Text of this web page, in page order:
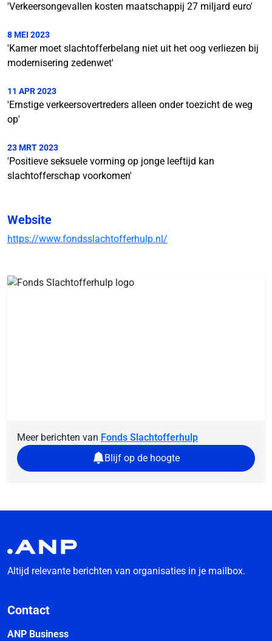
'Verkeersongevallen kosten maatschappij 27 miljard euro'
8 MEI 2023
'Kamer moet slachtofferbelang niet uit het oog verliezen bij
modernisering zedenwet'
11 APR 2023
'Ernstige verkeersovertreders alleen onder toezicht de weg
op'
23 MRT 2023
'Positieve seksuele vorming op jonge leeftijd kan
slachtofferschap voorkomen'
Website
https://www.fondsslachtofferhulp.nl/
Meer berichten van Fonds Slachtofferhulp
Blijf op de hoogte
Altijd relevante berichten van organisaties in je mailbox.
Contact
ANP Business